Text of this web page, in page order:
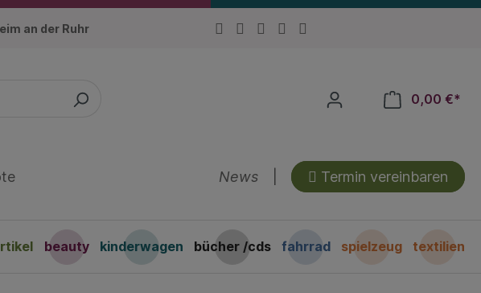
an der Ruhr
0,00 €*
News Termin vereinbaren
beauty kinderwagen bücher /cds fahrrad spielzeug textilien